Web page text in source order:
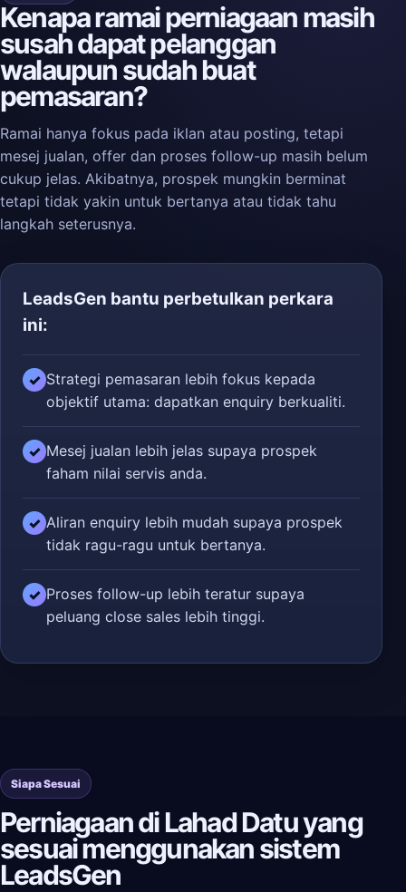
Kenapa ramai perniagaan masih
susah dapat pelanggan
walaupun sudah buat
pemasaran?
Ramai hanya fokus pada iklan atau posting, tetapi
mesej jualan, offer dan proses follow-up masih belum
cukup jelas. Akibatnya, prospek mungkin berminat
tetapi tidak yakin untuk bertanya atau tidak tahu
langkah seterusnya.
LeadsGen bantu perbetulkan perkara
ini:
✓ Strategi pemasaran lebih fokus kepada
objektif utama: dapatkan enquiry berkualiti.
✓ Mesej jualan lebih jelas supaya prospek
faham nilai servis anda.
✓ Aliran enquiry lebih mudah supaya prospek
tidak ragu-ragu untuk bertanya.
✓ Proses follow-up lebih teratur supaya
peluang close sales lebih tinggi.
Siapa Sesuai
Perniagaan di Lahad Datu yang
sesuai menggunakan sistem
LeadsGen